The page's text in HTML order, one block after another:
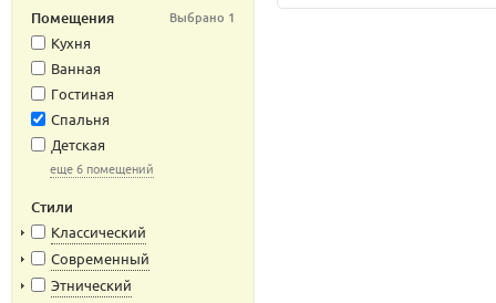
Помещения Выбрано 1
Кухня
Ванная
Гостиная
Спальня
Детская
еще 6 помещений
Стили
Классический
Современный
Этнический